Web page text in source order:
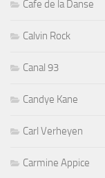
Cafe de la Danse
Calvin Rock
Canal 93
Candye Kane
Carl Verheyen
Carmine Appice